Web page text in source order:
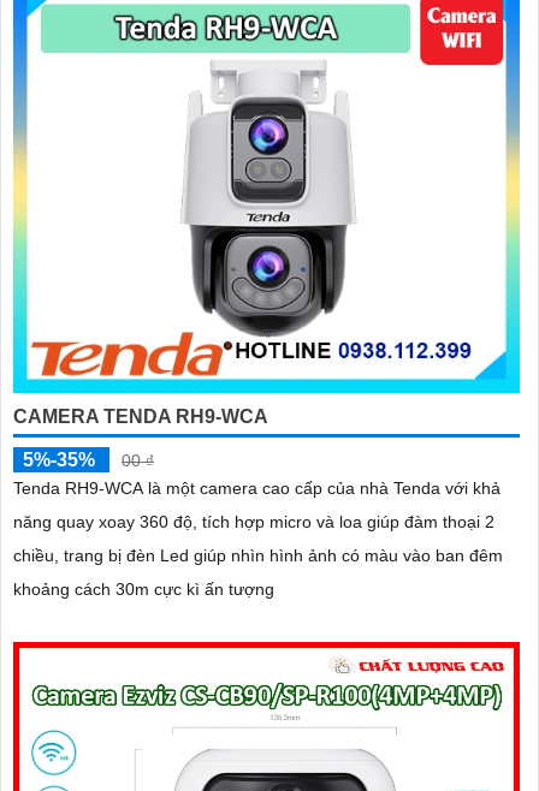
CAMERA TENDA RH9-WCA
5%-35%
00 ₫
Tenda RH9-WCA là một camera cao cấp của nhà Tenda với khả
năng quay xoay 360 độ, tích hợp micro và loa giúp đàm thoại 2
chiều, trang bị đèn Led giúp nhìn hình ảnh có màu vào ban đêm
khoảng cách 30m cực kì ấn tượng